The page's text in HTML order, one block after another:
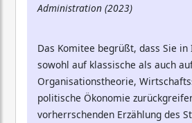
Administration (2023)
Das Komitee begrüßt, dass Sie in
sowohl auf klassische als auch
Organisationstheorie,
politische Ökonomie
vorherrschenden Erzählung des